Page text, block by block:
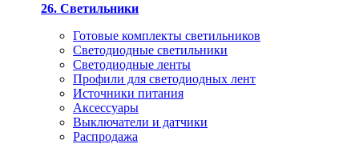
26. Светильники
Готовые комплекты светильников
Светодиодные светильники
Светодиодные ленты
Профили для светодиодных лент
Источники питания
Аксессуары
Выключатели и датчики
Распродажа